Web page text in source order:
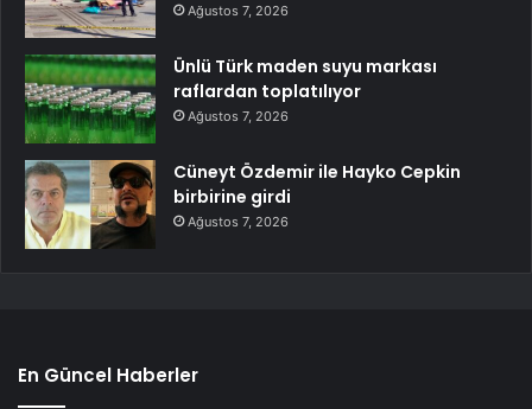
Ağustos 7, 2026
Ünlü Türk maden suyu markası
raflardan toplatılıyor
Ağustos 7, 2026
Cüneyt Özdemir ile Hayko Cepkin
birbirine girdi
Ağustos 7, 2026
En Güncel Haberler